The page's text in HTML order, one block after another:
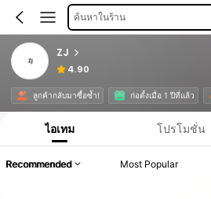
ค้นหาในร้าน
ZJ
4.90
ลูกค้ากลับมาซื้อซ้ำ! ก่อตั้งเมื่อ 1 ปีที่แล้ว
ไอเทม โปรโมชั่น
Recommended Most Popular